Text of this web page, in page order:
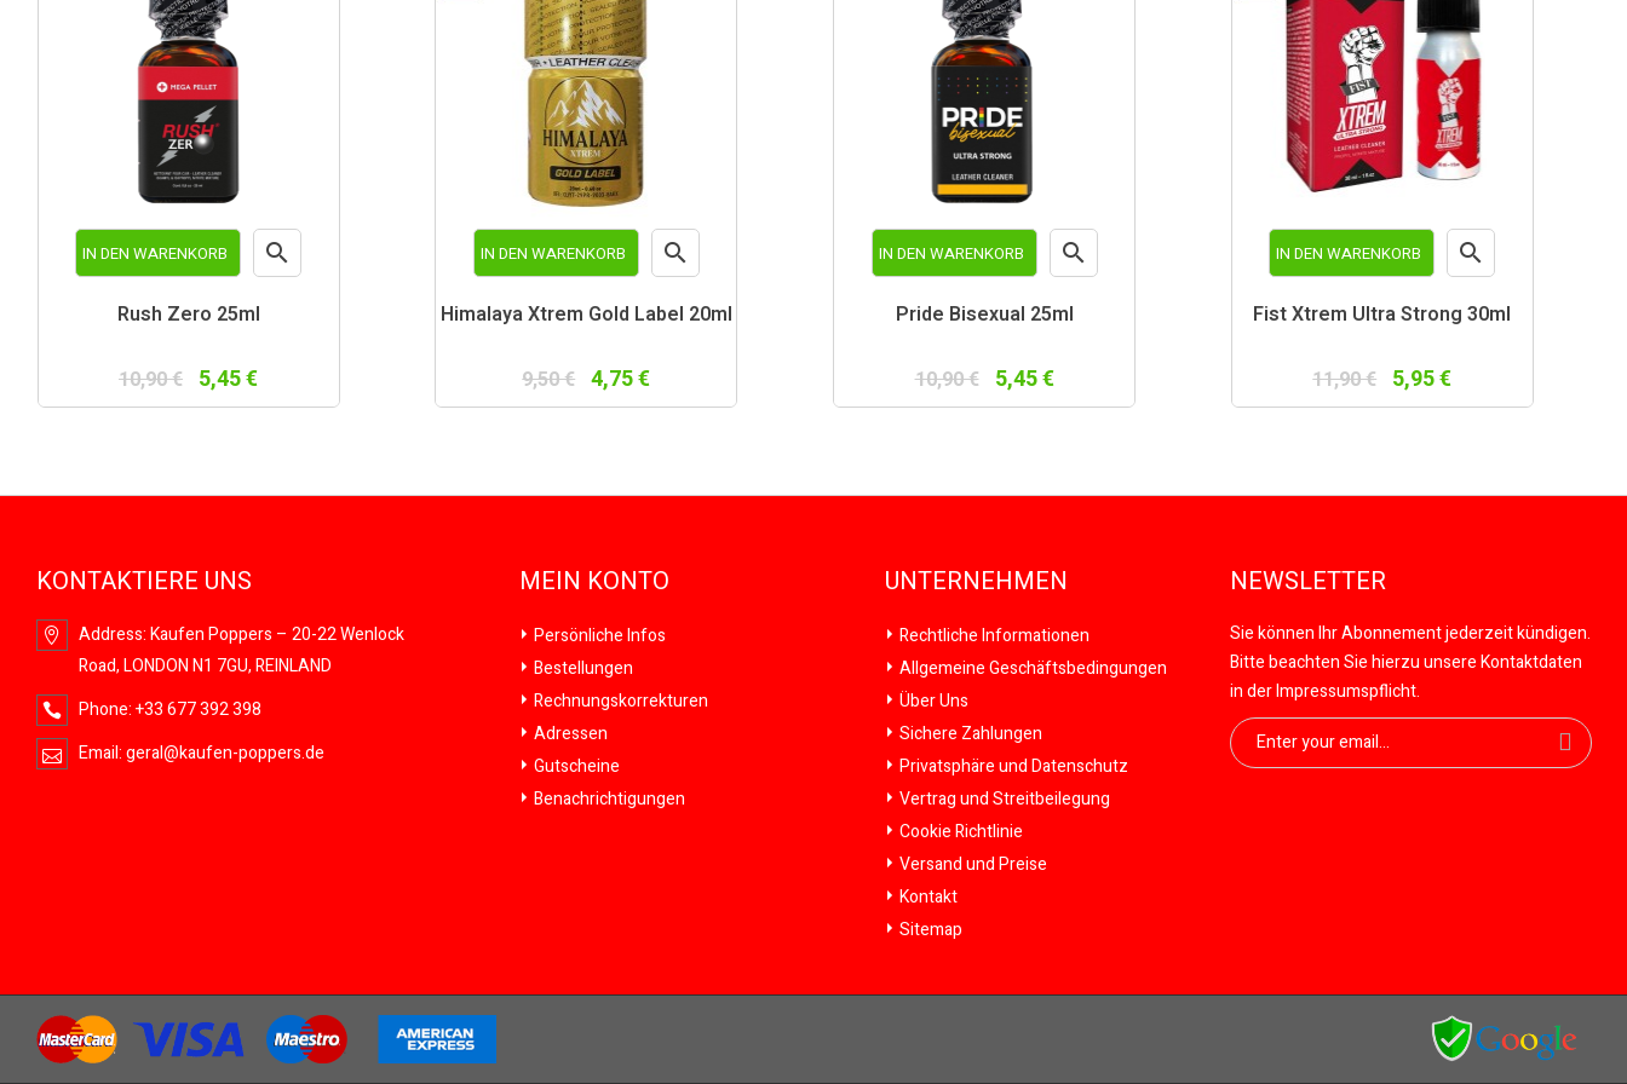
IN DEN WARENKORB 
Rush Zero 25ml
10,90 € 5,45 €
IN DEN WARENKORB 
Himalaya Xtrem Gold Label 20ml
9,50 € 4,75 €
IN DEN WARENKORB 
Pride Bisexual 25ml
10,90 € 5,45 €
IN DEN WARENKORB 
Fist Xtrem Ultra Strong 30ml
11,90 € 5,95 €
KONTAKTIERE UNS
Address:Kaufen Poppers – 20-22 Wenlock
Road, LONDON N1 7GU, REINLAND
Phone:+33 677 392 398
Email:geral@kaufen-poppers.de
MEIN KONTO
Persönliche Infos
Bestellungen
Rechnungskorrekturen
Adressen
Gutscheine
Benachrichtigungen
UNTERNEHMEN
Rechtliche Informationen
Allgemeine Geschäftsbedingungen
Über Uns
Sichere Zahlungen
Privatsphäre und Datenschutz
Vertrag und Streitbeilegung
Cookie Richtlinie
Versand und Preise
Kontakt
Sitemap
NEWSLETTER
Sie können Ihr Abonnement jederzeit kündigen.
Bitte beachten Sie hierzu unsere Kontaktdaten
in der Impressumspflicht.